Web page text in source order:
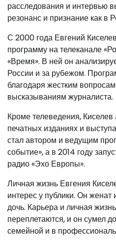
расследования и интервью
резонанс и признание как в
С 2000 года Евгений
программу на телеканале
«Время». В ней он
России и за рубежом.
благодаря жестким
высказываниям журналиста.
Кроме телеведения, Киселев
печатных изданиях и
стал автором и ведущим
событие», а в 2014 году
радио «Эхо Европы».
Личная жизнь Евгения
интерес у публики. Он
дочь. Карьера и личная
переплетаются, и он сумел
семейной и в